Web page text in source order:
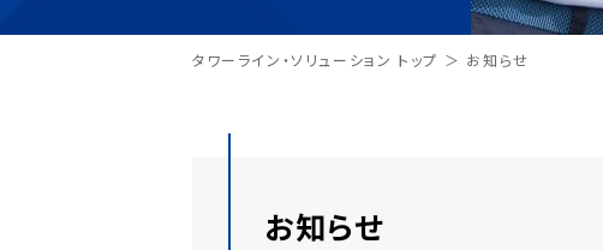
タワーライン・ソリューション トップ お知らせ
お知らせ